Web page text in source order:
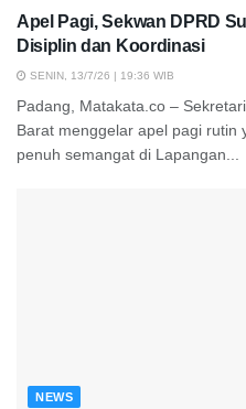
Apel Pagi, Sekwan DPRD
Disiplin dan Koordinasi
SENIN, 13/7/26 | 19:36 WIB
Padang, Matakata.co –
Barat menggelar apel pagi rutin
penuh semangat di Lapangan...
NEWS